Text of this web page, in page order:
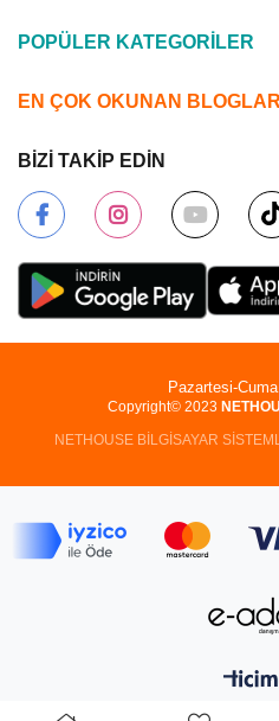
POPÜLER KATEGORİLER
EN ÇOK OKUNAN
BİZİ TAKİP EDİN
Copyright© 2023
NETHOUSE BİLGİSAYAR
Pazartesi-Cuma